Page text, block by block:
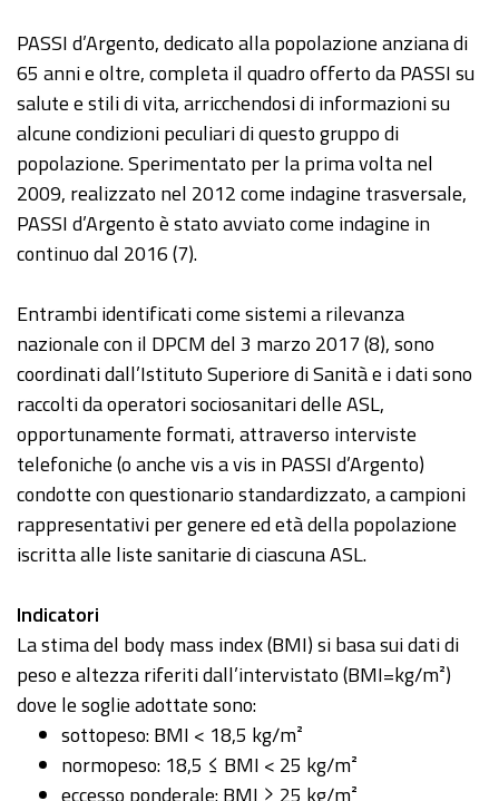
PASSI d’Argento, dedicato alla popolazione anziana di
65 anni e oltre, completa il quadro offerto da PASSI su
salute e stili di vita, arricchendosi di informazioni su
alcune condizioni peculiari di questo gruppo di
popolazione. Sperimentato per la prima volta nel
2009, realizzato nel 2012 come indagine trasversale,
PASSI d’Argento è stato avviato come indagine in
continuo dal 2016 (7).
Entrambi identificati come sistemi a rilevanza
nazionale con il DPCM del 3 marzo 2017 (8), sono
coordinati dall’Istituto Superiore di Sanità e i dati sono
raccolti da operatori sociosanitari delle ASL,
opportunamente formati, attraverso interviste
telefoniche (o anche vis a vis in PASSI d’Argento)
condotte con questionario standardizzato, a campioni
rappresentativi per genere ed età della popolazione
iscritta alle liste sanitarie di ciascuna ASL.
Indicatori
La stima del body mass index (BMI) si basa sui dati di
peso e altezza riferiti dall’intervistato (BMI=kg/m²)
dove le soglie adottate sono:
sottopeso: BMI < 18,5 kg/m²
normopeso: 18,5 ≤ BMI < 25 kg/m²